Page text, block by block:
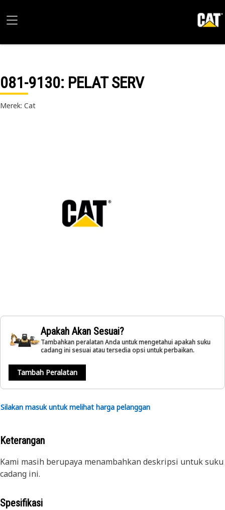
081-9130: PELAT SERV
Merek: Cat
Apakah Akan Sesuai?
Tambahkan peralatan Anda untuk mengetahui apakah suku
cadang ini sesuai atau tersedia opsi untuk perbaikan.
Tambah Peralatan
Silakan masuk untuk melihat harga pelanggan
Keterangan
Kami masih berupaya menambahkan deskripsi untuk suku
cadang ini.
Spesifikasi